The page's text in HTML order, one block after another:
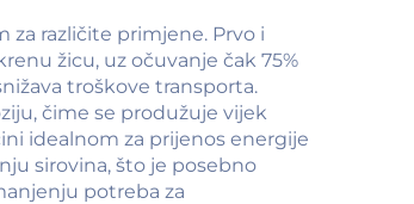
različite primjene. Prvo i
žicu, uz očuvanje čak 75%
troškove transporta.
čime se produžuje vijek
idealnom za prijenos energije
sirovina, što je posebno
potreba za